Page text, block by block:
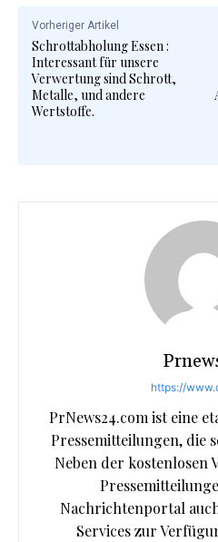
Vorheriger Artikel
Schrottabholung Essen :
Interessant für unsere
Verwertung sind Schrott,
Metalle, und andere
Wertstoffe.
https://
PrNews24.com ist eine
Pressemitteilungen, die
Neben der kostenlosen
Nachrichtenportal
Services zur